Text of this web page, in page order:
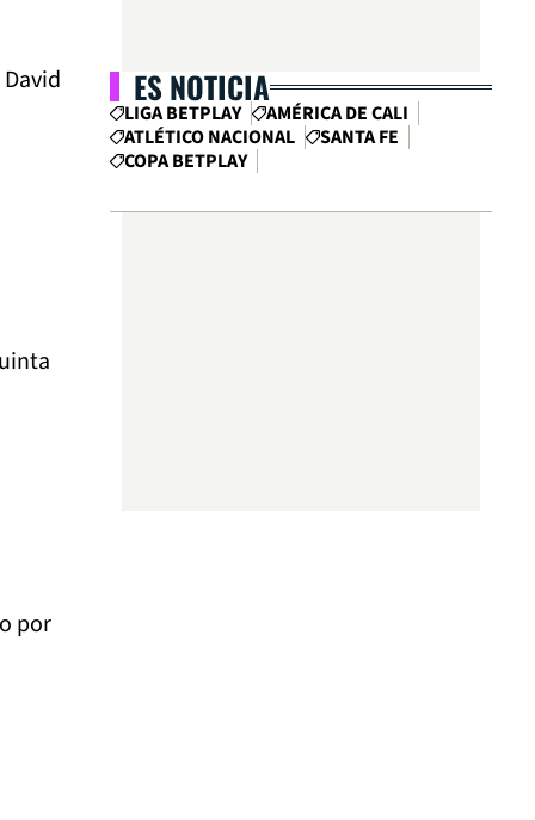
por
ES NOTICIA
LIGA BETPLAY
AMÉRICA DE CALI
ATLÉTICO NACIONAL
SANTA FE
COPA BETPLAY